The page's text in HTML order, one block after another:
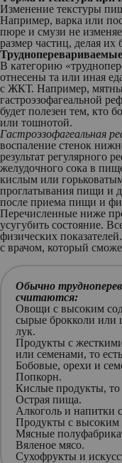
Изменение текстуры
Например, варка или
пюре и смузи не
размер частиц, делая
В категорию
отнесены та или иная
с ЖКТ. Например,
гастроэзофагеальной
будет полезен тем, кто
или тошнотой.
Гастроэзофагеальная
воспаление стенок
результат регулярного
желудочного сока в
кислым или
проглатывания пищи и
после приема пищи и
Перечисленные ниже
усугубить состояние.
физических
с врачом, который
Обычно
считаются:
Овощи с высоким
сырые брокколи или
лук.
Продукты с
или семенами, то
Бобовые, орехи и
Попкорн.
Кислые продукты, то
Острая пища.
Алкоголь и напитки
Продукты с высоким
Мясные
Вяленое мясо.
Сухофрукты и